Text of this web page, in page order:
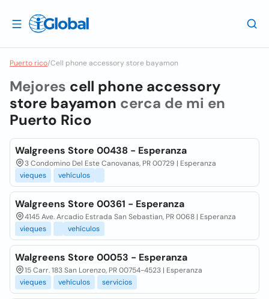
Puerto rico/Cell phone accessory store bayamon
Mejores cell phone accessory
store bayamon cerca de mi en
Puerto Rico
Walgreens Store 00438 - Esperanza
3 Condomino Del Este Canovanas, PR 00729 | Esperanza
vieques
vehículos
Walgreens Store 00361 - Esperanza
4145 Ave. Arcadio Estrada San Sebastian, PR 0068 | Esperanza
vieques
vehículos
Walgreens Store 00053 - Esperanza
15 Carr. 183 San Lorenzo, PR 00754-4523 | Esperanza
vieques
vehículos servicios